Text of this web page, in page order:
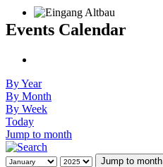
Events Calendar
By Year
By Month
By Week
Today
Jump to month
Jump to month